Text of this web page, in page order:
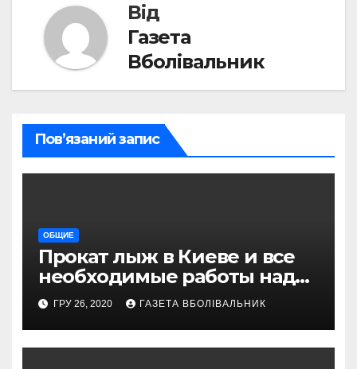
Від
Газета
Вболівальник
Пов’язаний запис
ОБЩИЕ
Прокат лыж в Киеве и все
необходимые работы над
снаряжением, которое
проводит магазин
«VELOPARK»
ГРУ 26, 2020 ГАЗЕТА ВБОЛІВАЛЬНИК